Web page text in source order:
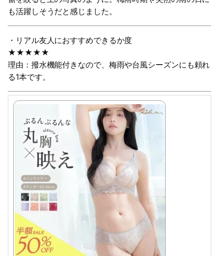
も活躍しそうだと感じました。
・リアル友人におすすめできるか度
★★★★★
理由：撥水機能付きなので、梅雨や台風シーズンにも頼れ
る1本です。